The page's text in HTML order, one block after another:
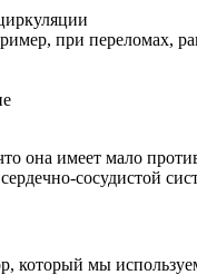
при переломах,
она имеет мало
сосудистой
мы